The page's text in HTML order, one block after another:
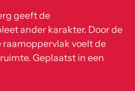
geeft de
ander karakter. Door de
voelt de
Geplaatst in een